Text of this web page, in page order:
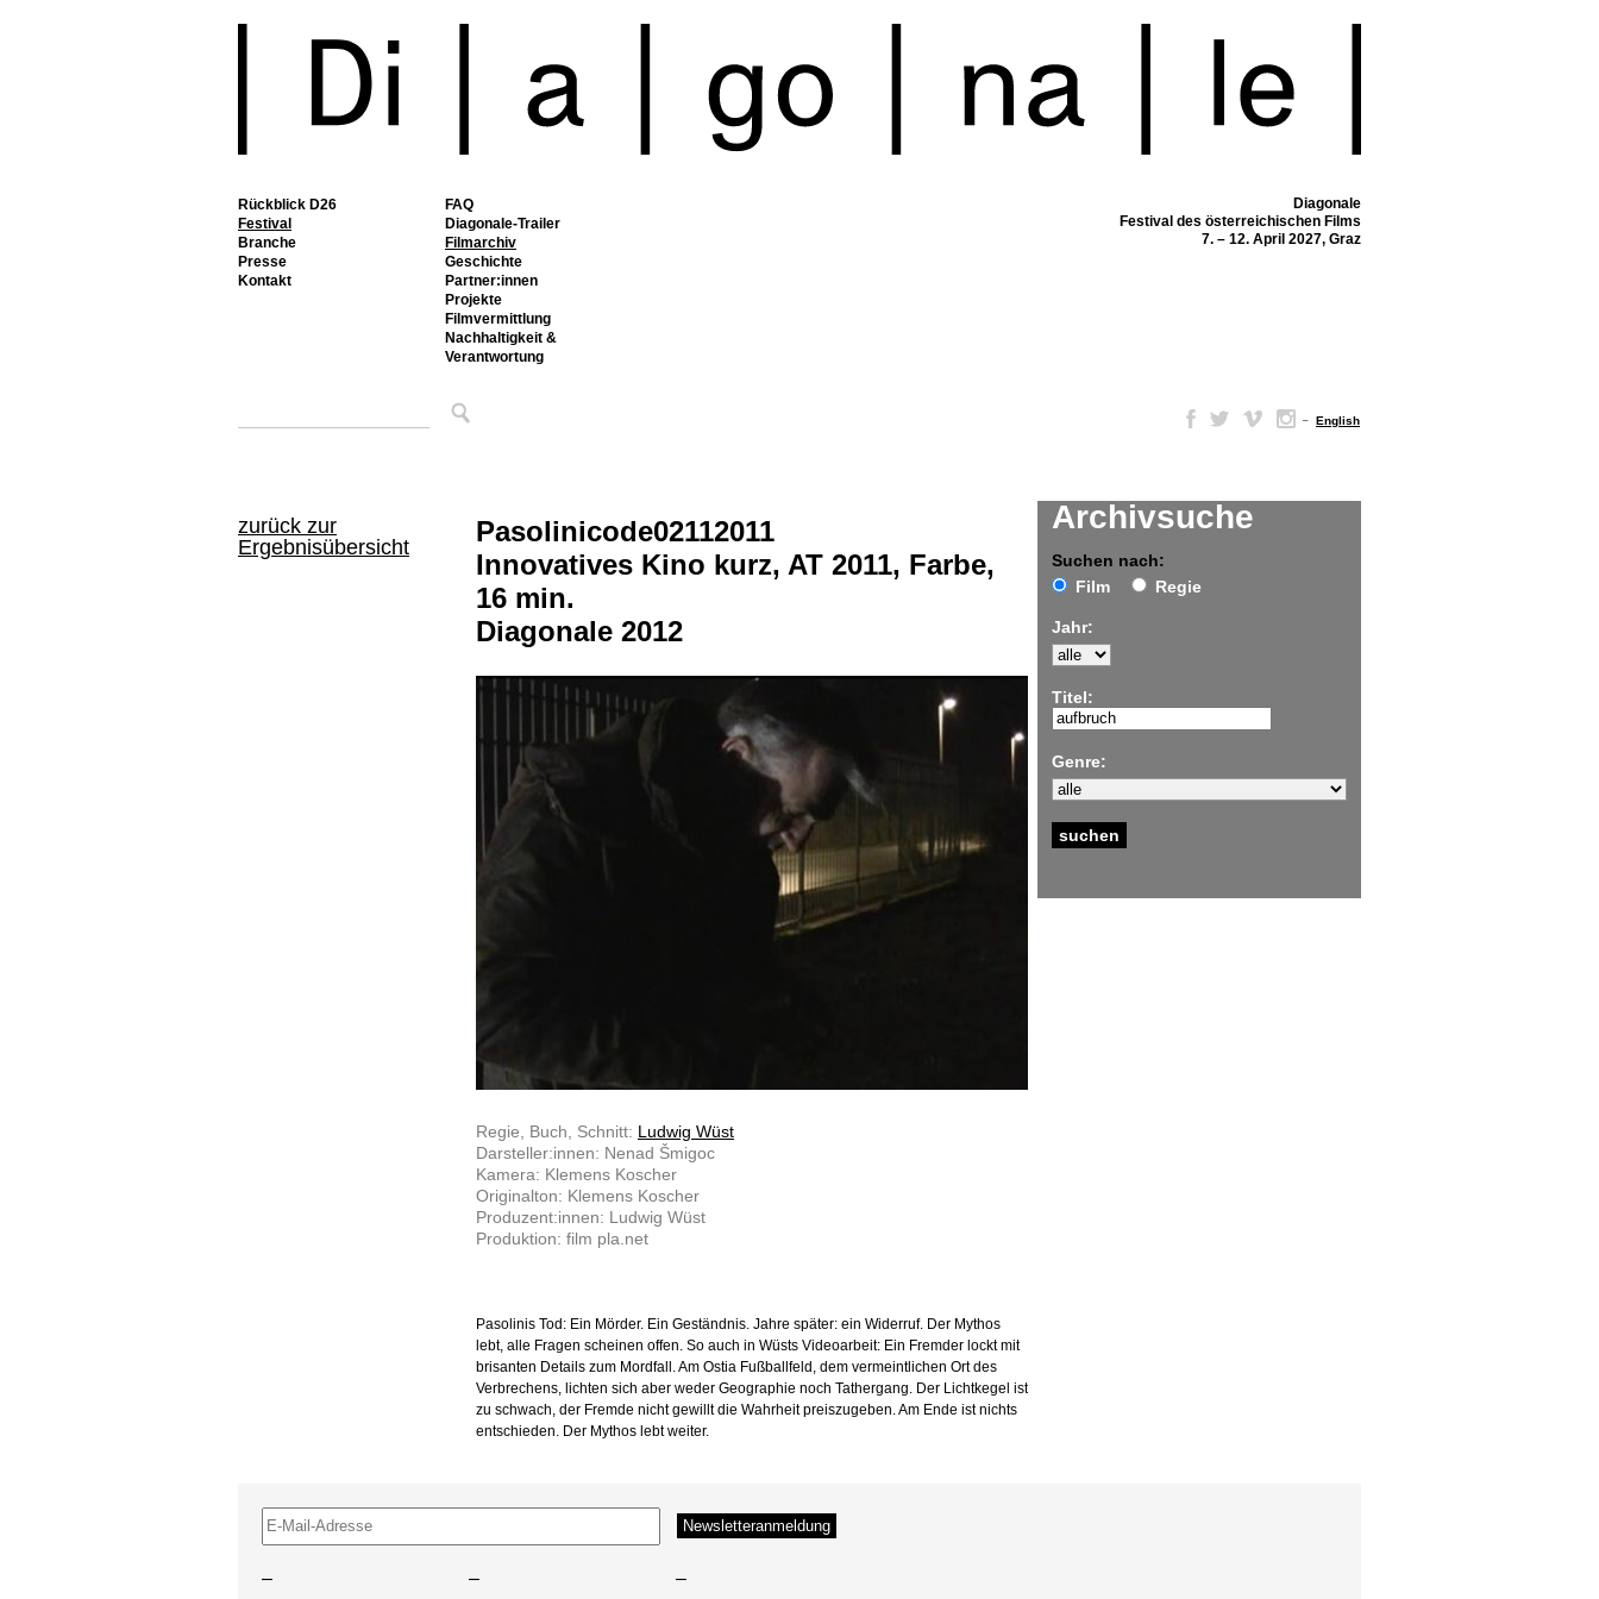
Rückblick D26
Festival
FAQ
Diagonale-Trailer
Filmarchiv
Geschichte
Partner:innen
Projekte
Filmvermittlung
Nachhaltigkeit &
Verantwortung
Branche
Presse
Kontakt
Diagonale
Festival des österreichischen Films
7. – 12. April 2027, Graz
– English
zurück zur
Ergebnisübersicht
Archivsuche
Suchen nach:
Film
Regie
Jahr:
Titel:
Genre:
Pasolinicode02112011
Innovatives Kino kurz, AT 2011, Farbe,
16 min.
Diagonale 2012
Regie, Buch, Schnitt: Ludwig Wüst
Darsteller:innen: Nenad Šmigoc
Kamera: Klemens Koscher
Originalton: Klemens Koscher
Produzent:innen: Ludwig Wüst
Produktion: film pla.net
Pasolinis Tod: Ein Mörder. Ein Geständnis. Jahre später: ein Widerruf. Der Mythos
lebt, alle Fragen scheinen offen. So auch in Wüsts Videoarbeit: Ein Fremder lockt mit
brisanten Details zum Mordfall. Am Ostia Fußballfeld, dem vermeintlichen Ort des
Verbrechens, lichten sich aber weder Geographie noch Tathergang. Der Lichtkegel ist
zu schwach, der Fremde nicht gewillt die Wahrheit preiszugeben. Am Ende ist nichts
entschieden. Der Mythos lebt weiter.
– – –